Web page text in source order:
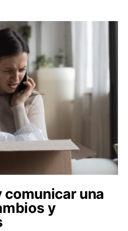
comunicar una
y